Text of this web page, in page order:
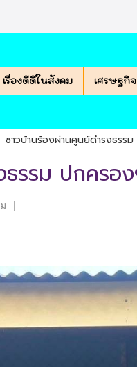
เรื่องดีดีในสังคม เศรษฐกิจ
ชาวบ้านร้องผ่านศูนย์ดำรงธรร
รรม ปกครอ
|